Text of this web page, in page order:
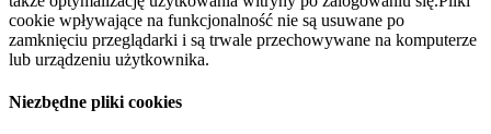
cookie wpływające na funkcjonalność nie są usuwane po
zamknięciu przeglądarki i są trwale przechowywane na komputerze
lub urządzeniu użytkownika.
Niezbędne pliki cookies